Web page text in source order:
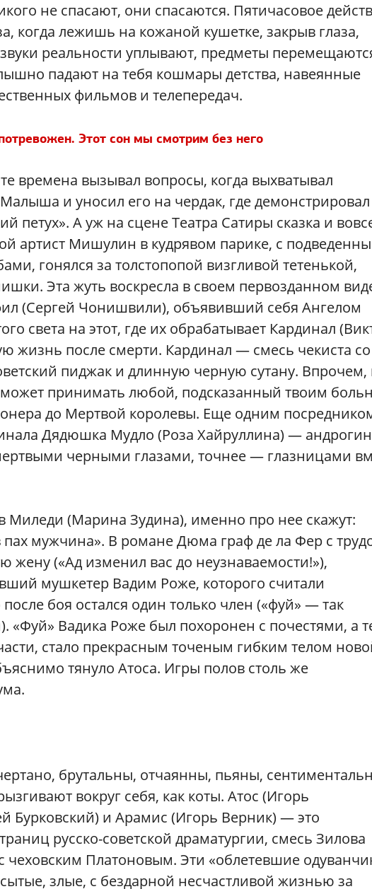
не спасают, они спасаются. Пятичасовое
когда лежишь на кожаной кушетке, закрыв глаза,
звуки реальности уплывают, предметы
падают на тебя кошмары детства, навеянные
фильмов и телепередач.
Этот сон мы смотрим без него
времена вызывал вопросы, когда выхватывал
и уносил его на чердак, где демонстрировал
петух». А уж на сцене Театра Сатиры сказка и
артист Мишулин в кудрявом парике, с
гонялся за толстопопой визгливой тетенькой,
Эта жуть воскресла в своем первозданном
(Сергей Чонишвили), объявивший себя Ангелом
света на этот, где их обрабатывает Кардинал
жизнь после смерти. Кардинал — смесь чекиста со
пиджак и длинную черную сутану. Впрочем,
принимать любой, подсказанный твоим
до Мертвой королевы. Еще одним
Дядюшка Мудло (Роза Хайруллина) —
черными глазами, точнее — глазницами
Миледи (Марина Зудина), именно про нее скажут:
мужчина». В романе Дюма граф де ла Фер с
(«Ад изменил вас до неузнаваемости!»),
мушкетер Вадим Роже, которого считали
боя остался один только член («фуй» — так
«Фуй» Вадика Роже был похоронен с почестями, а
стало прекрасным точеным гибким телом
тянуло Атоса. Игры полов столь же
брутальны, отчаянны, пьяны,
вокруг себя, как коты. Атос (Игорь
Бурковский) и Арамис (Игорь Верник) — это
русско-советской драматургии, смесь Зилова
чеховским Платоновым. Эти «облетевшие
злые, с бездарной несчастливой жизнью за